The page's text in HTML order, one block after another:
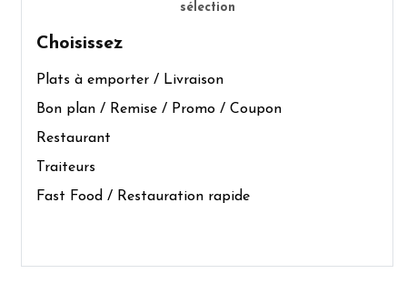
sélection
Choisissez
Plats à emporter / Livraison
Bon plan / Remise / Promo / Coupon
Restaurant
Traiteurs
Fast Food / Restauration rapide